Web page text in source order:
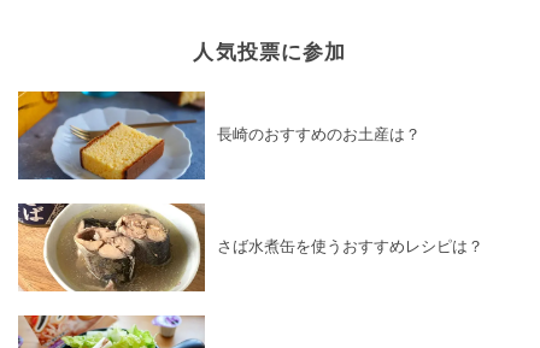
人気投票に参加
長崎のおすすめのお土産は？
さば水煮缶を使うおすすめレシピは？